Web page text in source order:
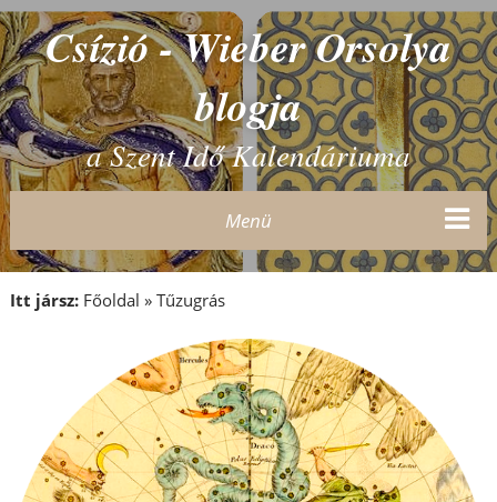
Csízió - Wieber Orsolya
blogja
a Szent Idő Kalendáriuma
Menü
Itt jársz: Főoldal » Tűzugrás